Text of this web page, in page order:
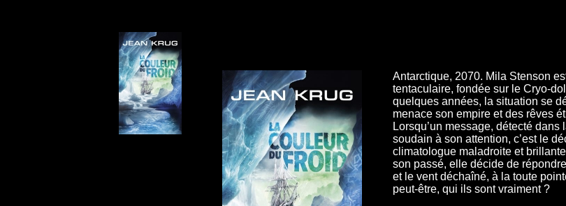
Antarctique, 2070. Mila Stenson
tentaculaire, fondée sur le Cryo-
quelques années, la situation se
menace son empire et des rêves
Lorsqu’un message, détecté
soudain à son attention, c’est le
climatologue maladroite et
son passé, elle décide de
et le vent déchaîné, à la toute
peut-être, qui ils sont vraiment ?